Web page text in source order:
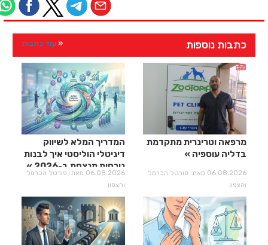
כתבות נוספות עוד כתבות
מרפאה וטרינרית מתקדמת
בדליה עוספיה
06.08.2026 מאת: פורטל הכרמל
והצפון
המדריך המלא לשיווק
דיגיטלי הוליסטי איך לבנות
נוכחות מנצחת ב-2026
06.08.2026 מאת: פורטל הכרמל
והצפון